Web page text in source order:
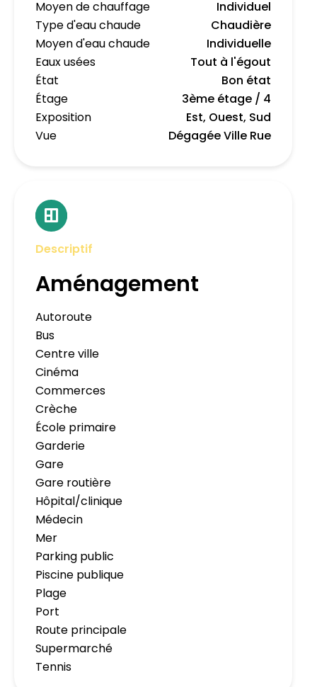
Moyen de chauffage
Individuel
Type d'eau chaude
Chaudière
Moyen d'eau chaude
Individuelle
Eaux usées
Tout à l'égout
État
Bon état
Étage
3ème étage / 4
Exposition
Est, Ouest, Sud
Vue
Dégagée Ville Rue
Descriptif
Aménagement
Autoroute
Bus
Centre ville
Cinéma
Commerces
Crèche
École primaire
Garderie
Gare
Gare routière
Hôpital/clinique
Médecin
Mer
Parking public
Piscine publique
Plage
Port
Route principale
Supermarché
Tennis